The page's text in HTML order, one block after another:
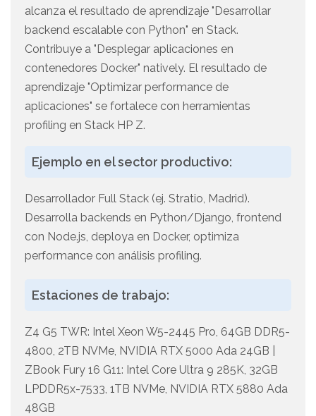
alcanza el resultado de aprendizaje "Desarrollar
backend escalable con Python" en Stack.
Contribuye a "Desplegar aplicaciones en
contenedores Docker" natively. El resultado de
aprendizaje "Optimizar performance de
aplicaciones" se fortalece con herramientas
profiling en Stack HP Z.
Ejemplo en el sector productivo:
Desarrollador Full Stack (ej. Stratio, Madrid).
Desarrolla backends en Python/Django, frontend
con Node.js, deploya en Docker, optimiza
performance con análisis profiling.
Estaciones de trabajo:
Z4 G5 TWR: Intel Xeon W5-2445 Pro, 64GB DDR5-
4800, 2TB NVMe, NVIDIA RTX 5000 Ada 24GB |
ZBook Fury 16 G11: Intel Core Ultra 9 285K, 32GB
LPDDR5x-7533, 1TB NVMe, NVIDIA RTX 5880 Ada
48GB